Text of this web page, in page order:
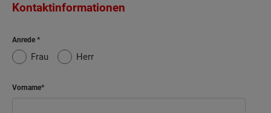
Kontaktinformationen
Anrede
Frau Herr
Vorname